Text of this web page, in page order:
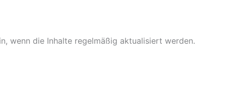
wenn die Inhalte regelmäßig aktualisiert werden.